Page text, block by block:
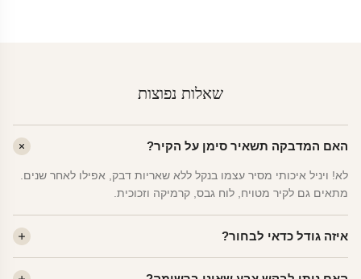
שאלות נפוצות
האם המדבקה תשאיר סימן על הקיר?
לא! ויניל איכותי מסיר עצמו בנקל ללא שאריות דבק, אפילו לאחר שנים.
מתאים גם לקיר מטויח, לוח גבס, קרמיקה וזכוכית.
איזה גודל כדאי לבחור?